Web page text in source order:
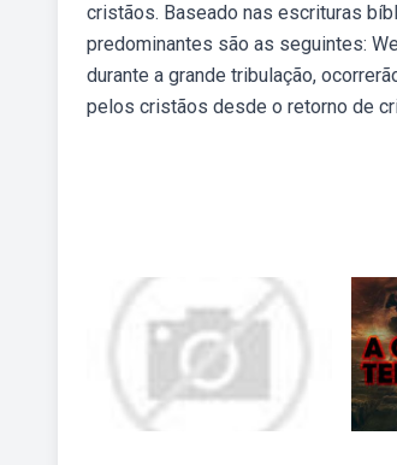
cristãos. Baseado nas escrituras
predominantes são as seguintes:
durante a grande tribulação,
pelos cristãos desde o retorno de